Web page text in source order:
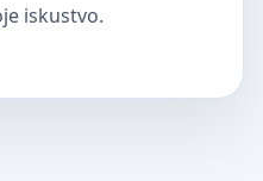
iskustvo.